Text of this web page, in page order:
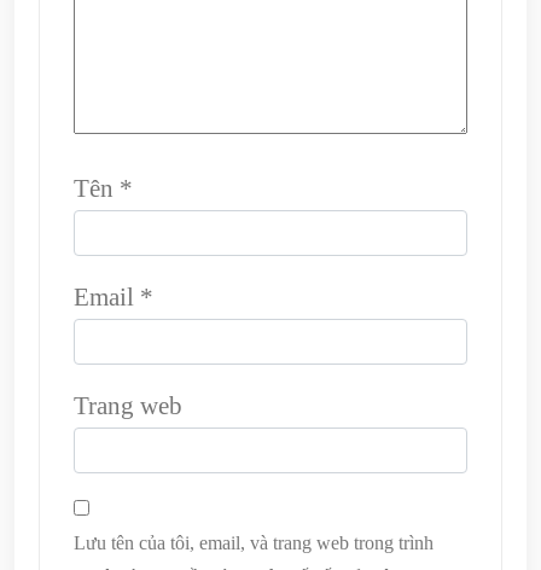
Tên *
Email *
Trang web
Lưu tên của tôi, email, và trang web trong trình